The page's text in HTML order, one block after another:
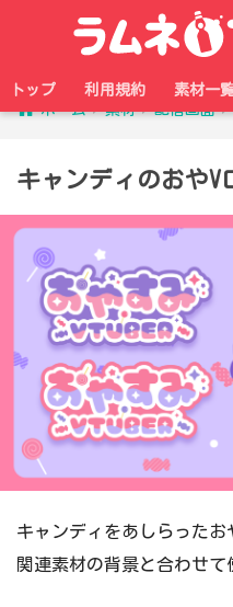
トップ 利用規約 素材一
ホーム
素材 配信画面
キャンディのおやV
キャンディをあしらったお
関連素材の背景と合わせ